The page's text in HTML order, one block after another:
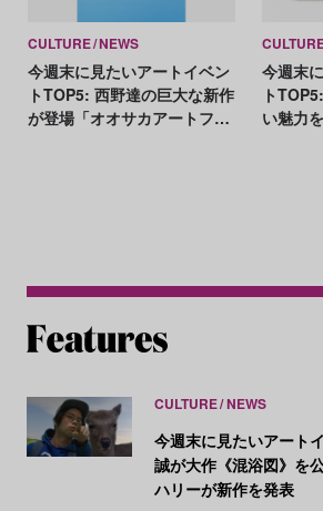
CULTURE NEWS
今週末に見たいアートイベン
トTOP5: 西野達の巨大な新作
が登場「オオサカアートフェ
今週末
ト
い魅力
シュ・
CULTURE NEWS
今週末に見たいアート
誠が大作《混浴図》を
ハリーが新作を発表